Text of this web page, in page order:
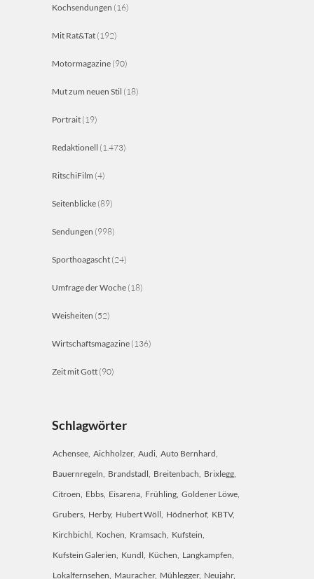
Kochsendungen (16)
Mit Rat&Tat (192)
Motormagazine (90)
Mut zum neuen Stil (18)
Portrait (19)
Redaktionell (1.473)
RitschiFilm (4)
Seitenblicke (89)
Sendungen (998)
Sporthoagascht (24)
Umfrage der Woche (18)
Weisheiten (52)
Wirtschaftsmagazine (136)
Zeit mit Gott (90)
Schlagwörter
Achensee Aichholzer Audi Auto Bernhard
Bauernregeln Brandstadl Breitenbach Brixlegg
Citroen Ebbs Eisarena Frühling Goldener Löwe
Grubers Herby Hubert Wöll Hödnerhof KBTV
Kirchbichl Kochen Kramsach Kufstein
Kufstein Galerien Kundl Küchen Langkampfen
Lokalfernsehen Mauracher Mühlegger Neujahr